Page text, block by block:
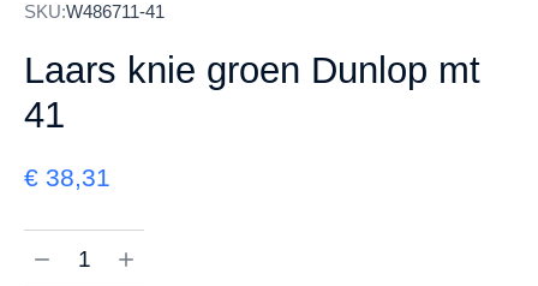
SKU:W486711-41
Laars knie groen Dunlop mt
41
€ 38,31